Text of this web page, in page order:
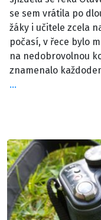
se sem vrátila po
žáky i učitele zcela
počasí, v řece bylo
na nedobrovolnou
znamenalo
…